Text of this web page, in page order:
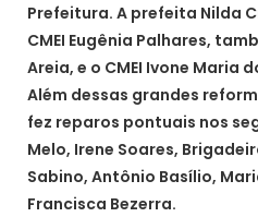
Prefeitura. A prefeita Nilda
CMEI Eugênia Palhares,
Areia, e o CMEI Ivone Maria
Além dessas grandes
fez reparos pontuais nos
Melo, Irene Soares,
Sabino, Antônio Basílio,
Francisca Bezerra.